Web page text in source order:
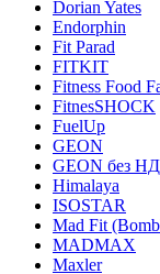
Dorian Yates
Endorphin
Fit Parad
FITKIT
Fitness Food
FitnesSHOCK
FuelUp
GEON
GEON без
Himalaya
ISOSTAR
Mad Fit
MADMAX
Maxler